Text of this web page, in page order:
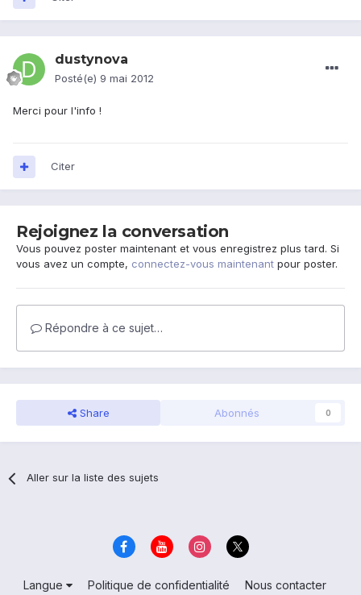
dustynova
Posté(e) 9 mai 2012
Merci pour l'info !
Citer
Rejoignez la conversation
Vous pouvez poster maintenant et vous enregistrez plus tard. Si
vous avez un compte, connectez-vous maintenant pour poster.
Répondre à ce sujet…
Share Abonnés 0
Aller sur la liste des sujets
Langue Politique de confidentialité
Nous contacter